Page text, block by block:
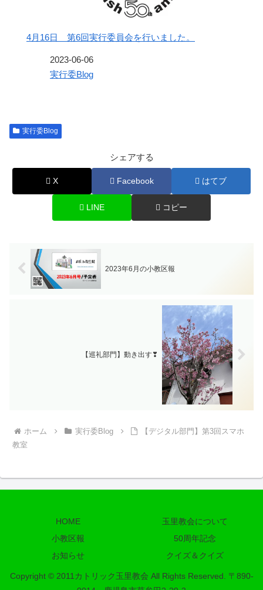
4月16日 第6回実行委員会を行いました。
2023-06-06
関連理由実行委Blog
実行委Blog
シェアする
X Facebook はてブ
LINE コピー
2023年6月の小教区報
【巡礼部門】動き出す❣
ホーム 実行委Blog
【デジタル部門】第3回スマホ
教室
HOME
玉里教会について
小教区報
50周年記念
お知らせ
クイズ＆クイズ
Copyright © 2011カトリック玉里教会 All Rights Reserved. 〒890-